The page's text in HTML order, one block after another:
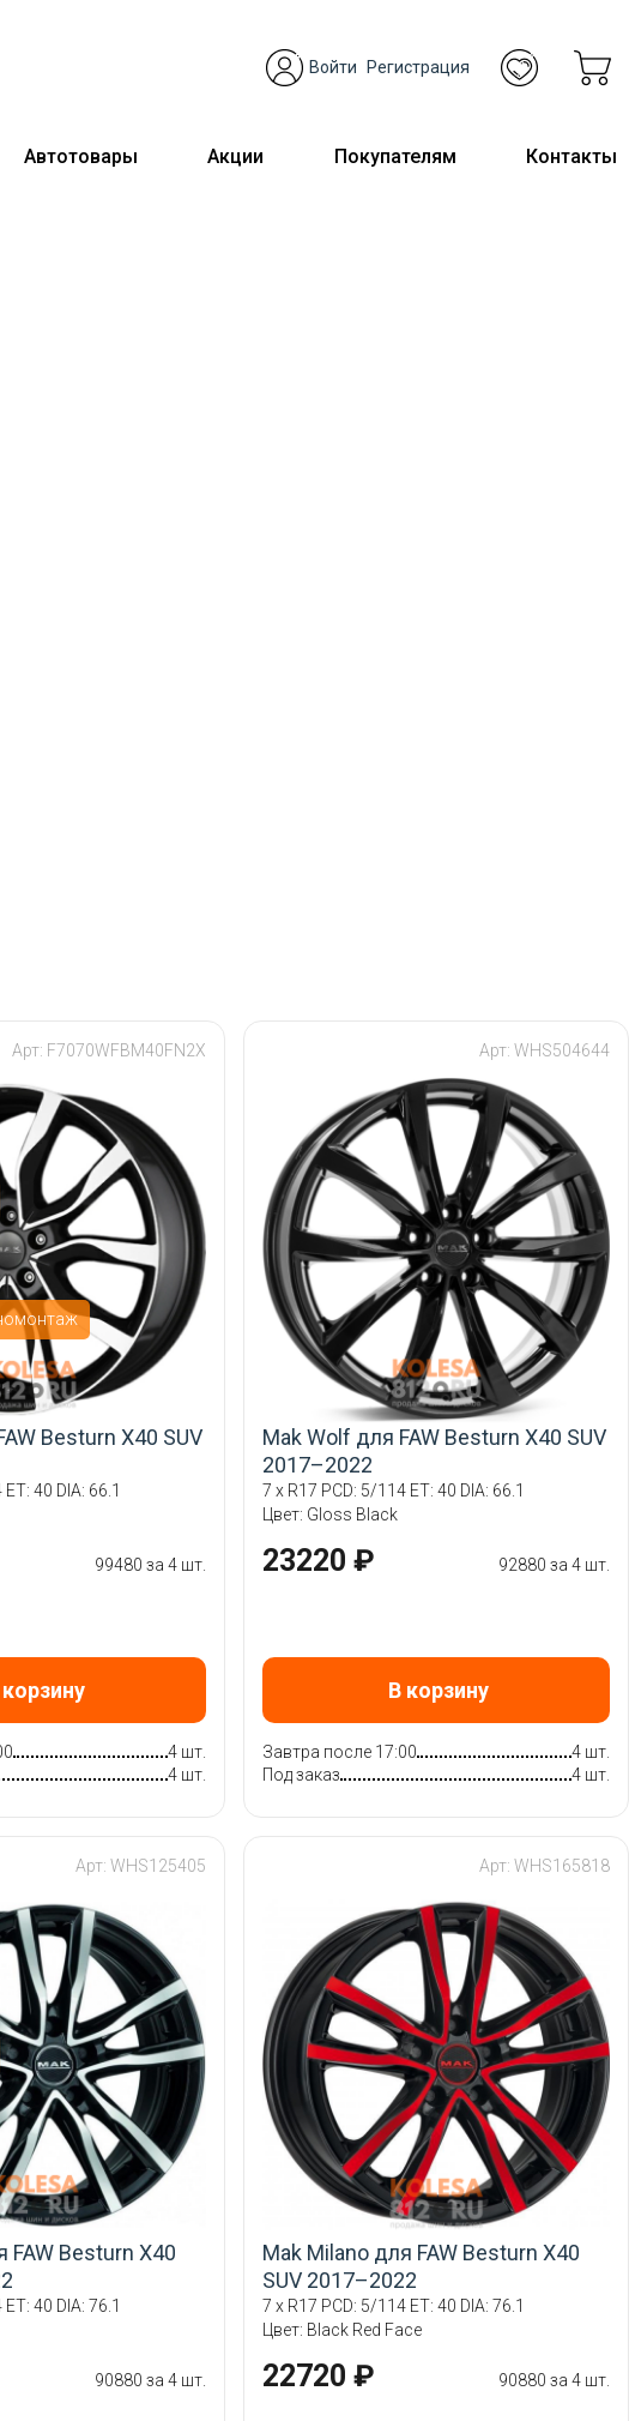
Войти Регистрация
Автотовары Акции Покупателям Контакты
Арт: F7070WFBM40FN2X
Besturn X40 SUV
40 DIA: 66.1
99480 за 4 шт.
4 шт.
4 шт.
Арт: WHS504644
Mak Wolf для FAW Besturn X40 SUV
2017–2022
7 x R17 PCD: 5/114 ET: 40 DIA: 66.1
Цвет: Gloss Black
23220 ₽ 92880 за 4 шт.
В корзину
Завтра после 17:00
4 шт.
Под заказ
4 шт.
Арт: WHS125405
FAW Besturn X40
40 DIA: 76.1
90880 за 4 шт.
Арт: WHS165818
Mak Milano для FAW Besturn X40
SUV 2017–2022
7 x R17 PCD: 5/114 ET: 40 DIA: 76.1
Цвет: Black Red Face
22720 ₽ 90880 за 4 шт.